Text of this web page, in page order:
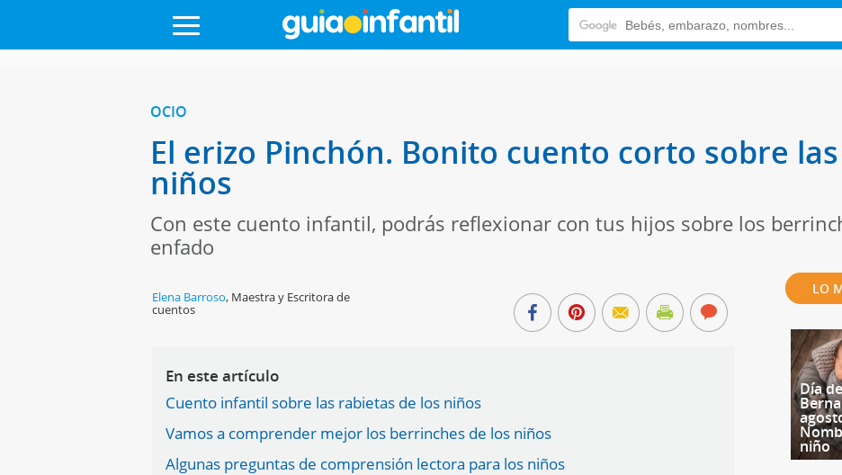
OCIO
El erizo Pinchón. Bonito cuento corto sobre
niños
Con este cuento infantil, podrás reflexionar con tus hijos sobre los
enfado
Elena Barroso, Maestra y Escritora de
cuentos
En este artículo
Cuento infantil sobre las rabietas de los niños
Vamos a comprender mejor los berrinches de los niños
Algunas preguntas de comprensión lectora para los niños
LO
Día
niño